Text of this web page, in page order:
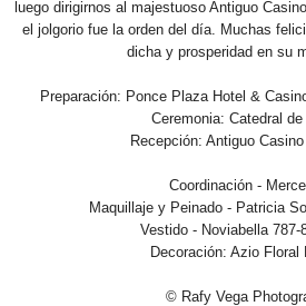
luego dirigirnos al majestuoso Antiguo
el jolgorio fue la orden del día. Muchas
dicha y prosperidad en su
Preparación: Ponce Plaza Hotel &
Ceremonia: Catedral
Recepción: Antiguo
Coordinación -
Maquillaje y Peinado - Patricia
Vestido - Noviabella 787-
Decoración: Azio Floral
© Rafy Vega